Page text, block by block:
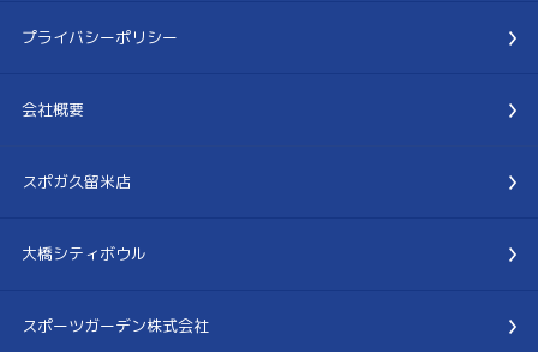
プライバシーポリシー
会社概要
スポガ久留米店
大橋シティボウル
スポーツガーデン株式会社